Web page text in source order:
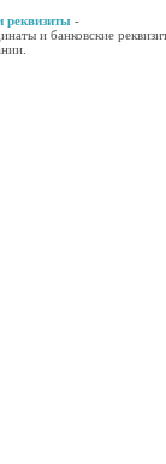
-
и банковские